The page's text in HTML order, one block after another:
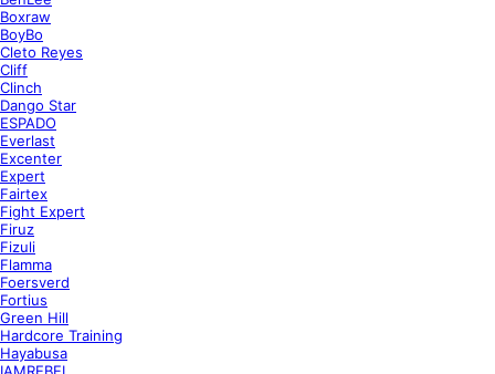
Boxraw
BoyBo
Cleto Reyes
Cliff
Clinch
Dango Star
ESPADO
Everlast
Excenter
Expert
Fairtex
Fight Expert
Firuz
Fizuli
Flamma
Foersverd
Fortius
Green Hill
Hardcore Training
Hayabusa